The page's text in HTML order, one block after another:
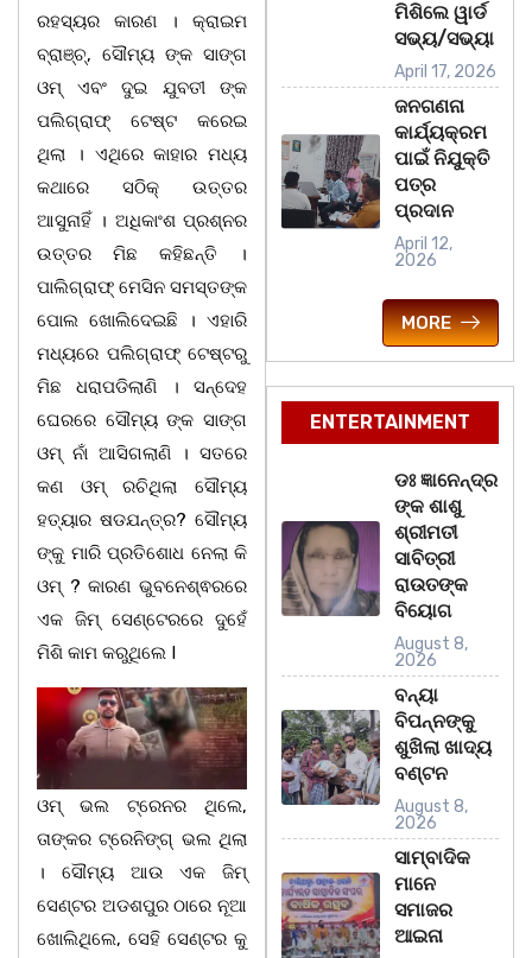
ରହସ୍ୟର କାରଣ । କ୍ରାଇମ
ବ୍ରାଞ୍ଚ୍, ସୌମ୍ୟ ଙ୍କ ସାଙ୍ଗ
ଓମ୍ ଏବଂ ଦୁଇ ଯୁବତୀ ଙ୍କ
ପଲିଗ୍ରାଫ୍ ଟେଷ୍ଟ କରେଇ
ଥିଲା । ଏଥିରେ କାହାର ମଧ୍ୟ
କଥାରେ ସଠିକ୍ ଉତ୍ତର
ଆସୁନାହିଁ । ଅଧିକାଂଶ ପ୍ରଶ୍ନର
ଉତ୍ତର ମିଛ କହିଛନ୍ତି ।
ପାଲିଗ୍ରାଫ୍ ମେସିନ ସମସ୍ତଙ୍କ
ପୋଲ ଖୋଲିଦେଇଛି । ଏହାରି
ମଧ୍ୟରେ ପଲିଗ୍ରାଫ୍ ଟେଷ୍ଟରୁ
ମିଛ ଧରାପଡିଲାଣି । ସନ୍ଦେହ
ଘେରରେ ସୌମ୍ୟ ଙ୍କ ସାଙ୍ଗ
ଓମ୍ ନାଁ ଆସିଗଲାଣି । ସତରେ
କଣ ଓମ୍ ରଚିଥିଲା ସୌମ୍ୟ
ହତ୍ୟାର ଷଡଯନ୍ତ୍ର? ସୌମ୍ୟ
ଙ୍କୁ ମାରି ପ୍ରତିଶୋଧ ନେଲା କି
ଓମ୍ ? କାରଣ ଭୁବନେଶ୍ଵରରେ
ଏକ ଜିମ୍ ସେଣ୍ଟେରରେ ଦୁହେଁ
ମିଶି କାମ କରୁଥିଲେ I
ଓମ୍ ଭଲ ଟ୍ରେନର ଥିଲେ,
ତାଙ୍କର ଟ୍ରେନିଙ୍ଗ୍ ଭଲ ଥିଲା
। ସୌମ୍ୟ ଆଉ ଏକ ଜିମ୍
ସେଣ୍ଟର ଅଡଶପୁର ଠାରେ ନୂଆ
ଖୋଲିଥିଲେ, ସେହି ସେଣ୍ଟର କୁ
ମିଶିଲେ ୱାର୍ଡ
ସଭ୍ୟ/ସଭ୍ୟା
April 17, 2026
ଜନଗଣନା
କାର୍ଯ୍ୟକ୍ରମ
ପାଇଁ ନିଯୁକ୍ତି
ପତ୍ର
ପ୍ରଦାନ
April 12,
2026
MORE
ENTERTAINMENT
ଡଃ ଜ୍ଞାନେନ୍ଦ୍ର
ଙ୍କ ଶାଶୁ
ଶ୍ରୀମତୀ
ସାବିତ୍ରୀ
ରାଉତଙ୍କ
ବିୟୋଗ
August 8,
2026
ବନ୍ୟା
ବିପନ୍ନଙ୍କୁ
ଶୁଖିଲା ଖାଦ୍ୟ
ବଣ୍ଟନ
August 8,
2026
ସାମ୍ବାଦିକ
ମାନେ
ସମାଜର
ଆଇନା